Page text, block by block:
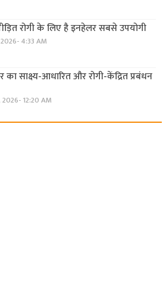
रोगी के लिए है इनहेलर सबसे उपयोगी
4:33 AM
का साक्ष्य-आधारित और रोगी-केंद्रित प्रबंधन
12:20 AM